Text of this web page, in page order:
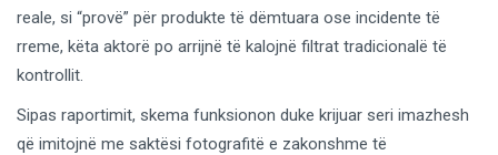
reale, si “provë” për produkte të dëmtuara ose incidente të
rreme, këta aktorë po arrijnë të kalojnë filtrat tradicionalë të
kontrollit.
Sipas raportimit, skema funksionon duke krijuar seri imazhesh
që imitojnë me saktësi fotografitë e zakonshme të